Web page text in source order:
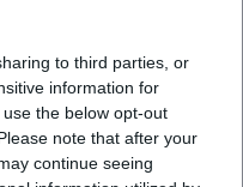
to third parties, or
information for
the below opt-out
note that after your
continue seeing
Maps